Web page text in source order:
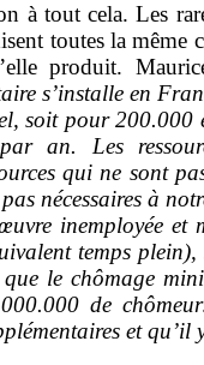
à tout cela. Les
toutes la
produit.
s’installe en
soit pour 200.000
an. Les
qui ne sont
nécessaires à
inemployée
temps
le chômage
de
et